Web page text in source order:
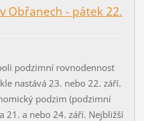
Obřanech - pátek 22.
podzimní rovnodennost
nastává 23. nebo 22. září.
podzim (podzimní
21. a nebo 24. září. Nejbližší